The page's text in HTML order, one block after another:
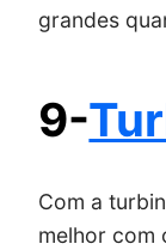
grandes
9-
Com a
melhor com